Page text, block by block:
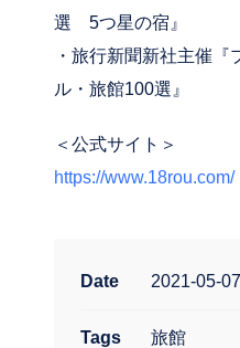
選 5つ星の宿』
・旅行新聞新社主催
ル・旅館100選』
＜公式サイト＞
https://www.18rou.com/
Date 2021-05-07
Tags 旅館